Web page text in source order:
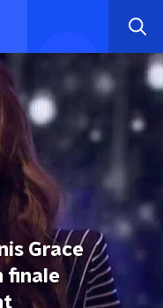
Grace
finale